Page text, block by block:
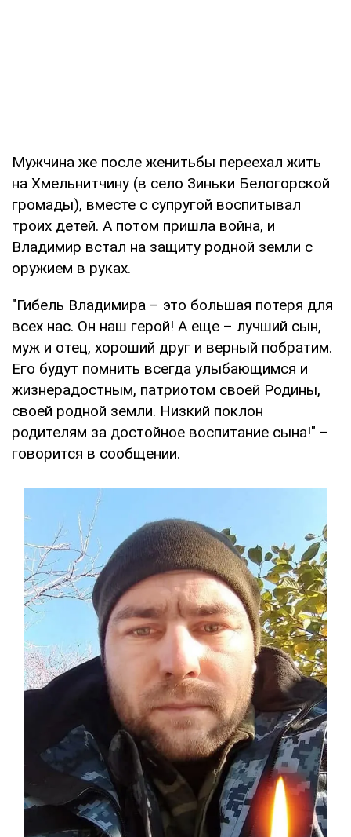
Мужчина же после женитьбы переехал жить
на Хмельнитчину (в село Зиньки Белогорской
громады), вместе с супругой воспитывал
троих детей. А потом пришла война, и
Владимир встал на защиту родной земли с
оружием в руках.
"Гибель Владимира – это большая потеря для
всех нас. Он наш герой! А еще – лучший сын,
муж и отец, хороший друг и верный побратим.
Его будут помнить всегда улыбающимся и
жизнерадостным, патриотом своей Родины,
своей родной земли. Низкий поклон
родителям за достойное воспитание сына!" –
говорится в сообщении.